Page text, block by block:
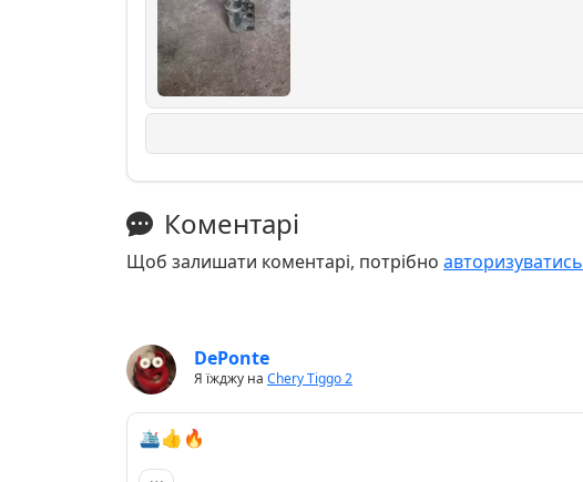
Коментарі
Щоб залишати коментарі, потрібно авторизуватись
DePonte
Я їжджу на Chery Tiggo 2
🛳👍🔥